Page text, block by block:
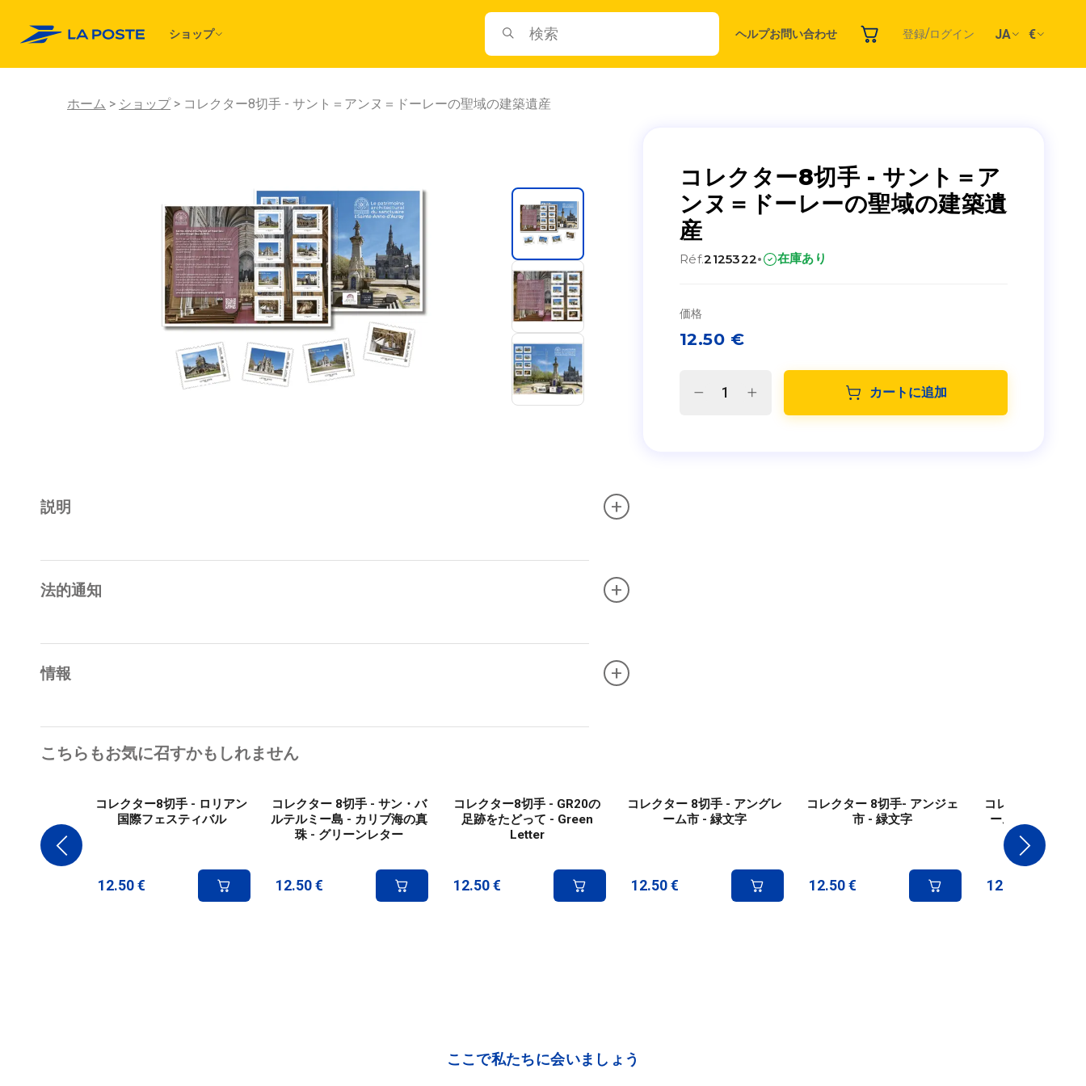
ショップ ヘルプお問い合わせ 登録/ログイン JA €
ホーム ショップ コレクター8切手 - サント＝アンヌ＝ドーレーの聖域の建築遺産
コレクター8切手 - サント＝ア
ンヌ＝ドーレーの聖域の建築遺
産
Réf.2125322· 在庫あり
価格
12.50 €
カートに追加
説明 +
法的通知 +
情報 +
こちらもお気に召すかもしれません
コレクター8切手 - ロリアン
国際フェスティバル
12.50 €
コレクター 8切手 - サン・バ
ルテルミー島 - カリブ海の真
珠 - グリーンレター
12.50 €
コレクター8切手 - GR20の
足跡をたどって - Green
Letter
12.50 €
コレクター 8切手 - アングレ
ーム市 - 緑文字
12.50 €
コレクター 8切手- アンジェ
市 - 緑文字
12.50 €
コレクター8切手
ームの城壁を発
Green
12.50
ここで私たちに会いましょう